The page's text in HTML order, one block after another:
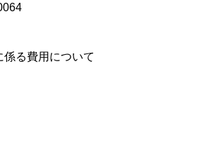
る費用について